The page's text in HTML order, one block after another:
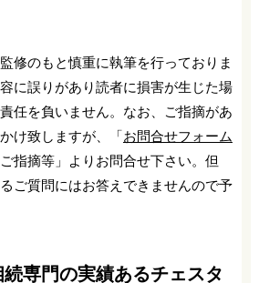
修のもと慎重に執筆を行っておりま
に誤りがあり読者に損害が生じた場
任を負いません。なお、ご指摘があ
け致しますが、「お問合せフォーム
指摘等」よりお問合せ下さい。但
ご質問にはお答えできませんので予
専門の実績あるチェスタ